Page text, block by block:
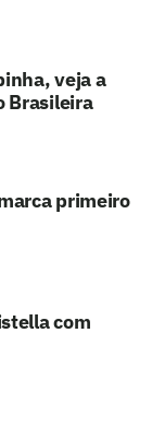
veja a
Brasileira
primeiro
com